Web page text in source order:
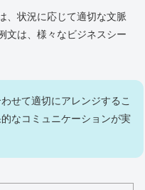
、状況に応じて適切な文脈
文は、様々なビジネスシー
せて適切にアレンジするこ
なコミュニケーションが実